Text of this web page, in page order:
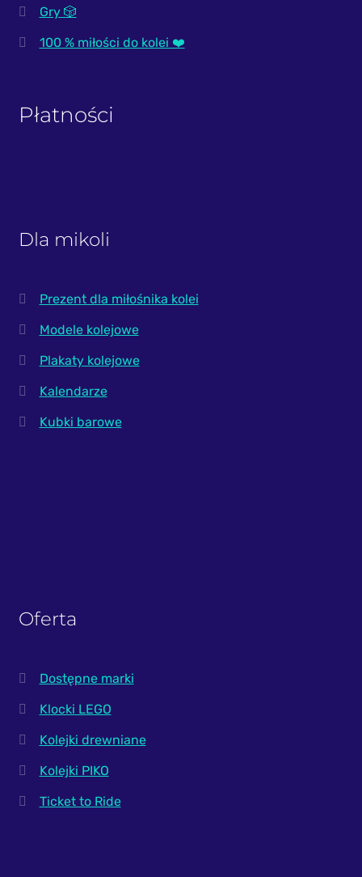
Gry 🎲
100 % miłości do kolei ❤️
Płatności
Dla mikoli
Prezent dla miłośnika kolei
Modele kolejowe
Plakaty kolejowe
Kalendarze
Kubki barowe
Oferta
Dostępne marki
Klocki LEGO
Kolejki drewniane
Kolejki PIKO
Ticket to Ride